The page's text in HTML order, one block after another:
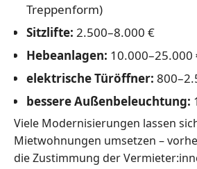
Treppenform)
Sitzlifte: 2.500–8.000 €
Hebeanlagen: 10.000–25.000
elektrische Türöffner:
bessere Außenbeleuchtung:
Viele Modernisierungen lassen
Mietwohnungen umsetzen –
die Zustimmung der